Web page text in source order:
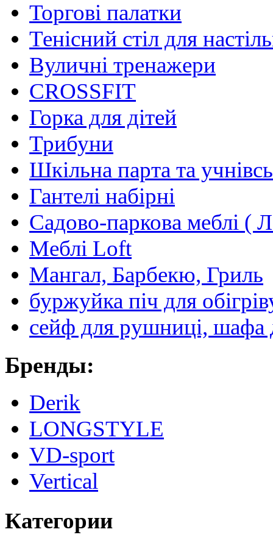
Торгові палатки
Тенісний стіл для
Вуличні тренажери
CROSSFIT
Горка для дітей
Трибуни
Шкільна парта та
Гантелі набірні
Садово-паркова меблі (
Меблі Loft
Мангал, Барбекю, Гриль
буржуйка піч для
сейф для рушниці, шафа
Бренды:
Derik
LONGSTYLE
VD-sport
Vertical
Категории